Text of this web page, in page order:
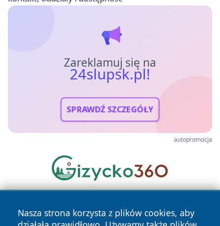
Zareklamuj się na
24slupsk.pl!
SPRAWDŹ SZCZEGÓŁY
autopromocja
Nasza strona korzysta z plików cookies, aby